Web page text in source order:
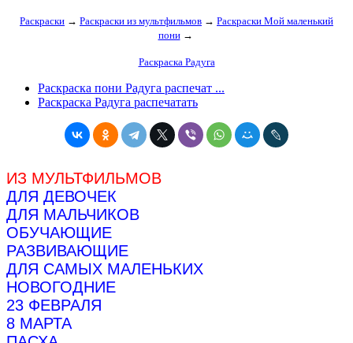
Раскраски → Раскраски из мультфильмов → Раскраски Мой маленький
пони →
Раскраска Радуга
Раскраска пони Радуга распечат ...
Раскраска Радуга распечатать
ИЗ МУЛЬТФИЛЬМОВ
ДЛЯ ДЕВОЧЕК
ДЛЯ МАЛЬЧИКОВ
ОБУЧАЮЩИЕ
РАЗВИВАЮЩИЕ
ДЛЯ САМЫХ МАЛЕНЬКИХ
НОВОГОДНИЕ
23 ФЕВРАЛЯ
8 МАРТА